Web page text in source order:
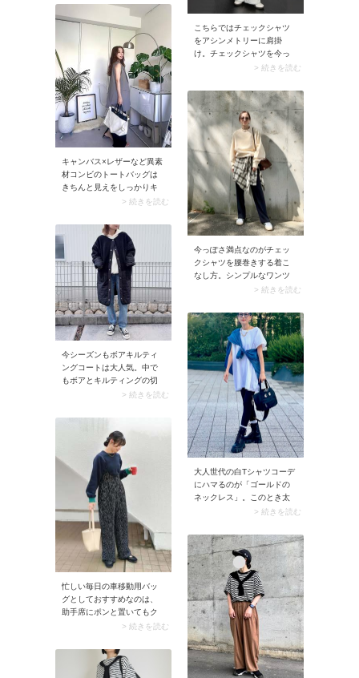
ス。海をバックに撮影して
も映える一枚です。白のカ
ーディガンを肩掛けすれ
ば、よりこなれた印象に。
こちらではチェックシャツ
をアシンメトリーに肩掛
け。チェックシャツを今っ
ぽく見せられるおすすめの
ャツを片方の肩に掛け、反
対側の脇下に通してたすき
掛けのように結ぶだけで
OK。チェックシャツの肩掛
けアレンジはシンプルなコ
ーデにアクセントが欲しい
ときや、少しシャレ感をプ
ラスしたい日にもぴった
り。手持ちのTシャツやニッ
ト、ワンピースなどいつも
のコーデも、チェック柄が
加わるだけでこなれた印象
に仕上がりますよ。その際
まとまりよく見せるには、
チェックシャツから1色拾っ
てトップス側に同じ色を合
わせるのがポイント。色の
タイリングに統一感が出
て、シャツの肩掛けがナチ
ュラルに馴染みます。派手
見えや子どもっぽさを避け
たい大人世代にもおすすめ
の着こなし方です。
> 続きを読む
キャンバス×レザーなど異素
材コンビのトートバッグは
きちんと見えをしっかりキ
ープ！ ワンショルダースト
に肩掛けも可能です。 きち
んと感ある通勤コーデが多
い方には特におすすめ。テ
ーラードロングベストな
ど、カチッとした装いのア
クセントにも役立ちます。
> 続きを読む
今っぽさ満点なのがチェッ
クシャツを腰巻きする着こ
なし方。シンプルなワンツ
ーコーデにこそぜひ合わせ
出ることで、さりげなくこ
なれた印象に決まります。
そのうえ気になる腰回りを
自然にカバーしてくれる嬉
しい効果も。シャツの色は
トップスかボトムどちらか
と同じにすると、全体がま
とまりますよ。
> 続きを読む
今シーズンもボアキルティ
ングコートは大人気。中で
もボアとキルティングの切
り替えデザインは上品さが
ちそう。カジュアルに着た
いときはパーカーを合わせ
て、きれいめコーデの日は
ストールでアレンジするな
ど、気分を変えて楽しめる
のも魅力です。
> 続きを読む
大人世代の白Tシャツコーデ
にハマるのが「ゴールドの
ネックレス」。このとき太
めチェーンで取り入れると
華やかな雰囲気に。ラフな
白Tシャツがお出かけモード
に決まりますよ。
> 続きを読む
忙しい毎日の車移動用バッ
グとしておすすめなのは、
助手席にポンと置いてもク
タッとならずに自立するバ
取り出しやすい上に、意外
と収納力があるのも推す理
> 続きを読む